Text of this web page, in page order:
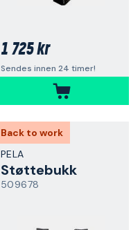
1 725 kr
Sendes innen 24 timer!
Back to work
PELA
Støttebukk
509678